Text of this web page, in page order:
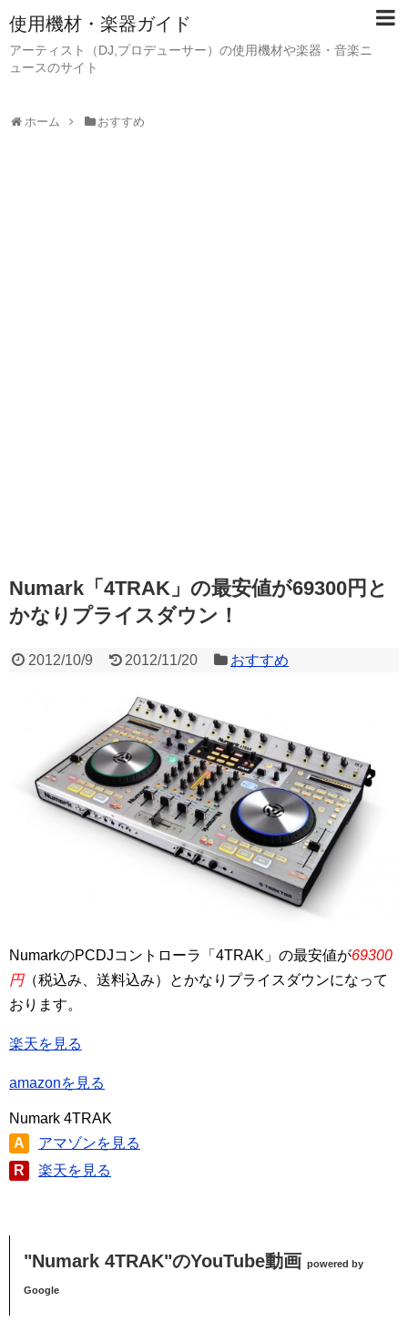
使用機材・楽器ガイド
アーティスト（DJ,プロデューサー）の使用機材や楽器・音楽ニ
ュースのサイト
ホーム おすすめ
Numark「4TRAK」の最安値が69300円と
かなりプライスダウン！
2012/10/9 2012/11/20 おすすめ
NumarkのPCDJコントローラ「4TRAK」の最安値が69300
円（税込み、送料込み）とかなりプライスダウンになって
おります。
楽天を見る
amazonを見る
Numark 4TRAK
A
アマゾンを見る
R
楽天を見る
"Numark 4TRAK"のYouTube動画 powered by
Google